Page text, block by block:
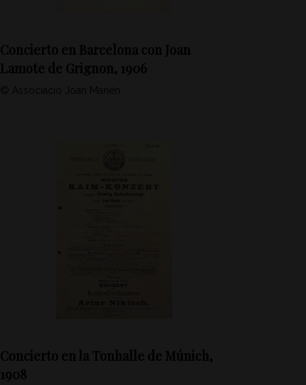
Concierto en Barcelona con Joan
Lamote de Grignon, 1906
© Associació Joan Manén
Concierto en la Tonhalle de Múnich,
1908